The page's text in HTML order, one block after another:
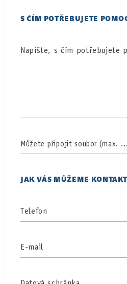
S ČÍM POTŘEBUJETE
Napište, s čím potřebujete
Můžete připojit soubor (max. 10 MB)
JAK VÁS MŮŽEME
Telefon
E-mail